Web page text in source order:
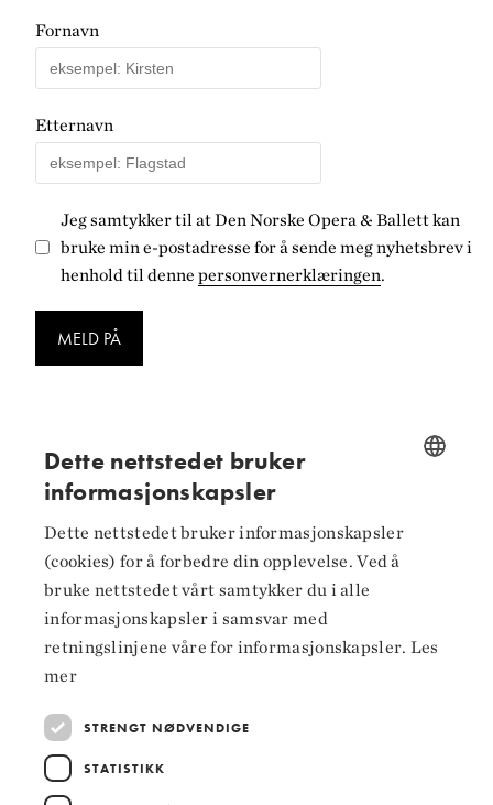
Fornavn
Etternavn
Jeg samtykker til at Den Norske Opera & Ballett kan
bruke min e-postadresse for å sende meg nyhetsbrev i
henhold til denne personvernerklæringen.
MELD PÅ
Følg oss på
Facebook
Instagram
LinkedIn
Hoved­samarbeidspartnere
ENGLISH
Dette nettstedet bruker
informasjonskapsler
Dette nettstedet bruker informasjonskapsler
(cookies) for å forbedre din opplevelse. Ved å
bruke nettstedet vårt samtykker du i alle
informasjonskapsler i samsvar med
retningslinjene våre for informasjonskapsler. Les
mer
STRENGT NØDVENDIGE
STATISTIKK